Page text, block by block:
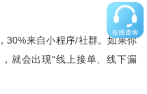
30%来自小程序/社群。如果你
就会出现“线上接单、线下漏